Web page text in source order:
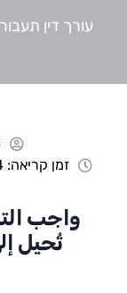
עורך דין
זמן קריאה: 4 דקות
واجب
تُحيل